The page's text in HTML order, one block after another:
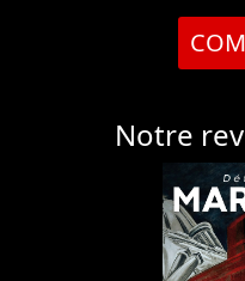
Notre